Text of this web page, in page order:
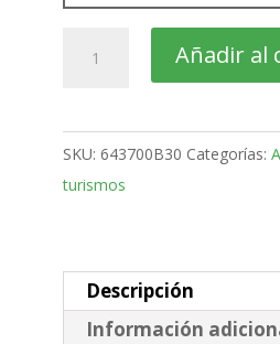
Puertas
Bola
fija
2020
cantidad
Añadir al
SKU: 643700B30 Categorías:
turismos
Descripción
Información